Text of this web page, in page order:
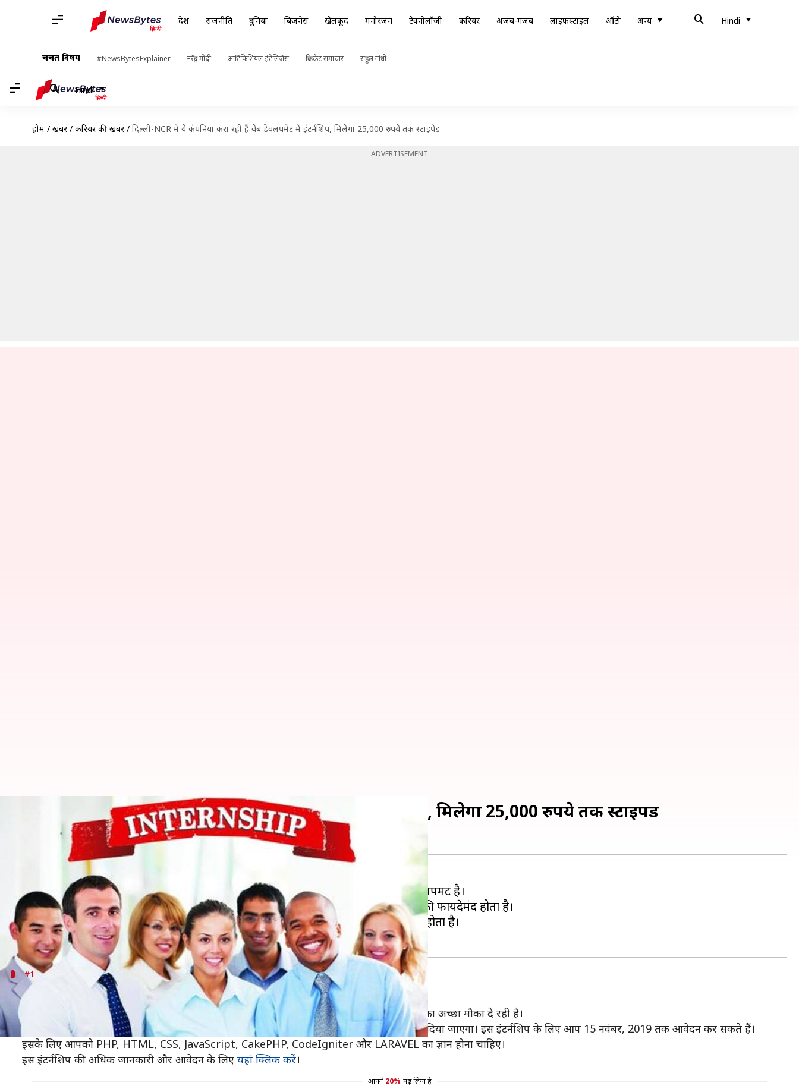
देश राजनीति दुनिया बिज़नेस खेलकूद मनोरंजन टेक्नोलॉजी करियर अजब-गजब लाइफस्टाइल ऑटो अन्य Hindi
चर्चित विषय #NewsBytesExplainer नरेंद्र मोदी आर्टिफिशियल इंटेलिजेंस क्रिकेट समाचार राहुल गांधी
Hindi
होम / खबरें / करियर की खबरें / दिल्ली-NCR में ये कंपनियां करा रही हैं वेब डेवलपमेंट में इंटर्नशिप, मिलेगा 25,000 रुपये तक स्टाइपेंड
ADVERTISEMENT
दिल्ली-NCR में ये कंपनियां करा रही हैं वेब डेवलपमेंट में इंटर्नशिप, मिलेगा 25,000 रुपये तक स्टाइपेंड
Nov 03, 2019 10:28 am
आज के समय में कई ऐसे कोर्स हैं, जिसमें आप अच्छा करियर बना सकते हैं। जिसमें से एक वेब डेवलपमेंट है।
किसी भी नौकरी की शुरुआत करने से पहले अगर आप इंटर्नशिप कर लेते हैं, तो आपके लिए ये काफी फायदेमंद होता है।
इंटर्नशिप करने से आपको काफी कुछ सीखने को मिलता है। जिससे आपको नौकरी करने में फायदा होता है।
#1
इसमें आपको मिलेगा 25,000 रुपये तक स्टाइपेंड
SocialNinjaz Technologies & Creative Media नोएडा आपको वेब डेवलपमेंट में पेड इंटर्नशिप का अच्छा मौका दे रही है।
ये इंटर्नशिप पूरे तीन महीने की है। इसमें आपको 15,000 रुपये से लेकर 25,000 रुपये प्रति माह स्टाइपेंड दिया जाएगा। इस इंटर्नशिप के लिए आप 15 नवंबर, 2019 तक आवेदन कर सकते हैं।
इसके लिए आपको PHP, HTML, CSS, JavaScript, CakePHP, CodeIgniter और LARAVEL का ज्ञान होना चाहिए।
इस इंटर्नशिप की अधिक जानकारी और आवेदन के लिए यहां क्लिक करें।
आपने 20% पढ़ लिया है